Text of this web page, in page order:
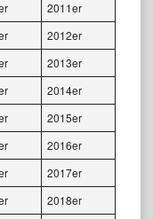
2011er
2012er
2013er
2014er
2015er
2016er
2017er
2018er